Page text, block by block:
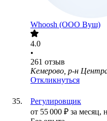
Whoosh (ООО Вуш)
4.0
•
261 отзыв
Кемерово, р-н
Откликнуться
Регулировщик
от 55 000 ₽ за месяц,